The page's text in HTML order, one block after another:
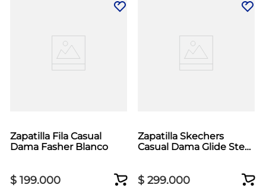
Zapatilla Fila Casual
Dama Fasher Blanco
$ 199.000
Zapatilla Skechers
Casual Dama Glide Step
$ 299.000